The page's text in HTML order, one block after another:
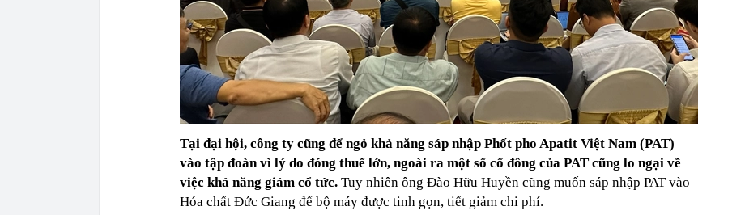
Tại đại hội, công ty cũng để ngỏ khả năng sáp nhập Phốt pho Apatit Việt Nam (PAT)
vào tập đoàn vì lý do đóng thuế lớn, ngoài ra một số cổ đông của PAT cũng lo ngại về
việc khả năng giảm cổ tức. Tuy nhiên ông Đào Hữu Huyền cũng muốn sáp nhập PAT vào
Hóa chất Đức Giang để bộ máy được tinh gọn, tiết giảm chi phí.